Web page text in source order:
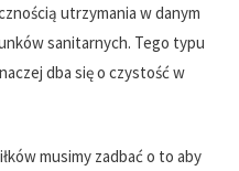
utrzymania w danym
sanitarnych. Tego typu
dba się o czystość w
musimy zadbać o to aby